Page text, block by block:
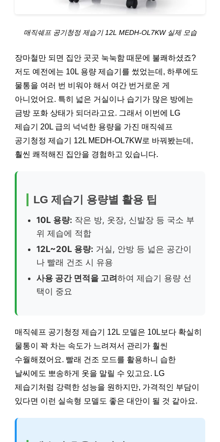
매직쉐프 공기청정 제습기 12L MEDH-OL7KW 실제 모습
장마철만 되면 집안 곳곳 눅눅함 때문에 불쾌하셨죠?
저도 예전에는 10L 용량 제습기를 썼었는데, 하루에도
물통을 여러 번 비워야 해서 여간 번거로운 게
아니었어요. 특히 넓은 거실이나 습기가 많은 방에는
금방 포화 상태가 되더라고요. 그래서 이번에 LG
제습기 20L 급의 넉넉한 용량을 가진 매직쉐프
공기청정 제습기 12L MEDH-OL7KW로 바꿔봤는데,
훨씬 쾌적해진 집안을 경험하고 있습니다.
LG 제습기 용량별 활용 팁
10L 용량: 작은 방, 옷장, 신발장 등 국소 부
위 제습에 적합
12L~20L 용량: 거실, 안방 등 넓은 공간이
나 빨래 건조 시 유용
사용 공간 면적을 고려 하여 제습기 용량 선
택이 중요
매직쉐프 공기청정 제습기 12L 모델은 10L보다 확실히
물통이 꽉 차는 속도가 느려져서 관리가 훨씬
수월해졌어요. 빨래 건조 모드를 활용하니 습한
날씨에도 뽀송하게 옷을 말릴 수 있고요. LG
제습기처럼 강력한 성능을 원하지만, 가격적인 부담이
있다면 이런 실속형 모델도 좋은 대안이 될 것 같아요.